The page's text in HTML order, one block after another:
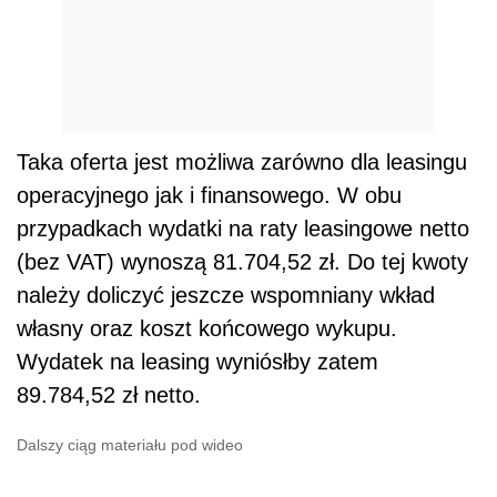
Taka oferta jest możliwa zarówno dla leasingu
operacyjnego jak i finansowego. W obu
przypadkach wydatki na raty leasingowe netto
(bez VAT) wynoszą 81.704,52 zł. Do tej kwoty
należy doliczyć jeszcze wspomniany wkład
własny oraz koszt końcowego wykupu.
Wydatek na leasing wyniósłby zatem
89.784,52 zł netto.
Dalszy ciąg materiału pod wideo